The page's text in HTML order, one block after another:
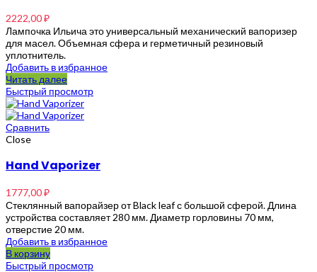
2222,00₽
Лампочка Ильича это универсальный механический вапоризер
для масел. Объемная сфера и герметичный резиновый
уплотнитель.
Добавить в избранное
Читать далее
Быстрый просмотр
Сравнить
Close
Hand Vaporizer
1777,00₽
Стеклянный вапорайзер от Black leaf с большой сферой. Длина
устройства составляет 280 мм. Диаметр горловины 70 мм,
отверстие 20 мм.
Добавить в избранное
В корзину
Быстрый просмотр